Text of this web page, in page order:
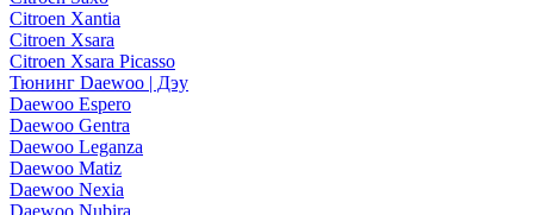
Citroen Xantia
Citroen Xsara
Citroen Xsara Picasso
Тюнинг Daewoo | Дэу
Daewoo Espero
Daewoo Gentra
Daewoo Leganza
Daewoo Matiz
Daewoo Nexia
Daewoo Nubira